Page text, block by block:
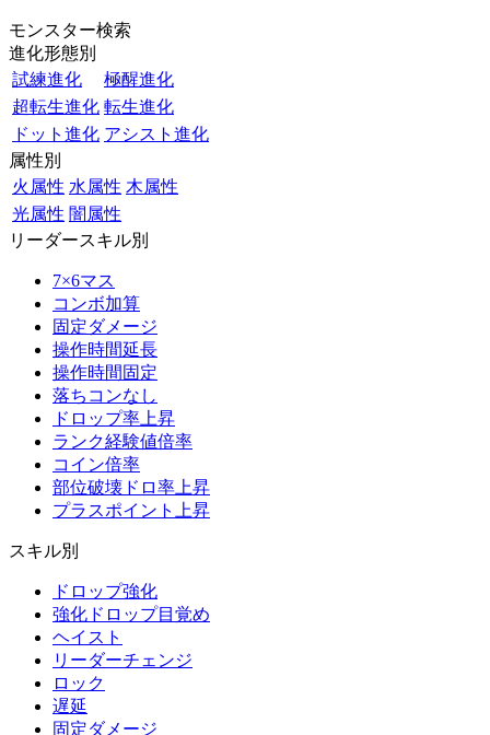
モンスター検索
進化形態別
試練進化
極醒進化
超転生進化 転生進化
ドット進化 アシスト進化
属性別
火属性 水属性 木属性
光属性 闇属性
リーダースキル別
7×6マス
コンボ加算
固定ダメージ
操作時間延長
操作時間固定
落ちコンなし
ドロップ率上昇
ランク経験値倍率
コイン倍率
部位破壊ドロ率上昇
プラスポイント上昇
スキル別
ドロップ強化
強化ドロップ目覚め
ヘイスト
リーダーチェンジ
ロック
遅延
固定ダメージ